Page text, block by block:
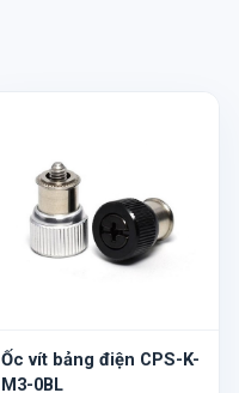
Ốc vít bảng điện CPS-K-
M3-0BL